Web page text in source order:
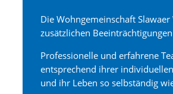
Die Wohngemeinschaft
zusätzlichen
Professionelle und erfahrene
entsprechend ihrer
und ihr Leben so selbständig